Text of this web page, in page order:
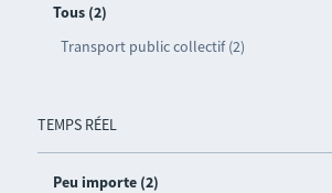
Tous (2)
Transport public collectif (2)
TEMPS RÉEL
Peu importe (2)